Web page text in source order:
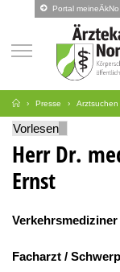
Portal meineÄkNo
Presse Arztsuchen
Vorlesen
Herr Dr.
Ernst
Verkehrsmediziner
Facharzt /